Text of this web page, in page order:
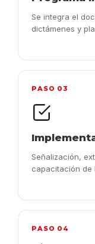
Se integra el
dictámenes y
PASO 03
Señalización,
capacitación de
PASO 04